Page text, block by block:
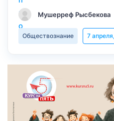
Мушерреф Рысбекова
Обществознание 7